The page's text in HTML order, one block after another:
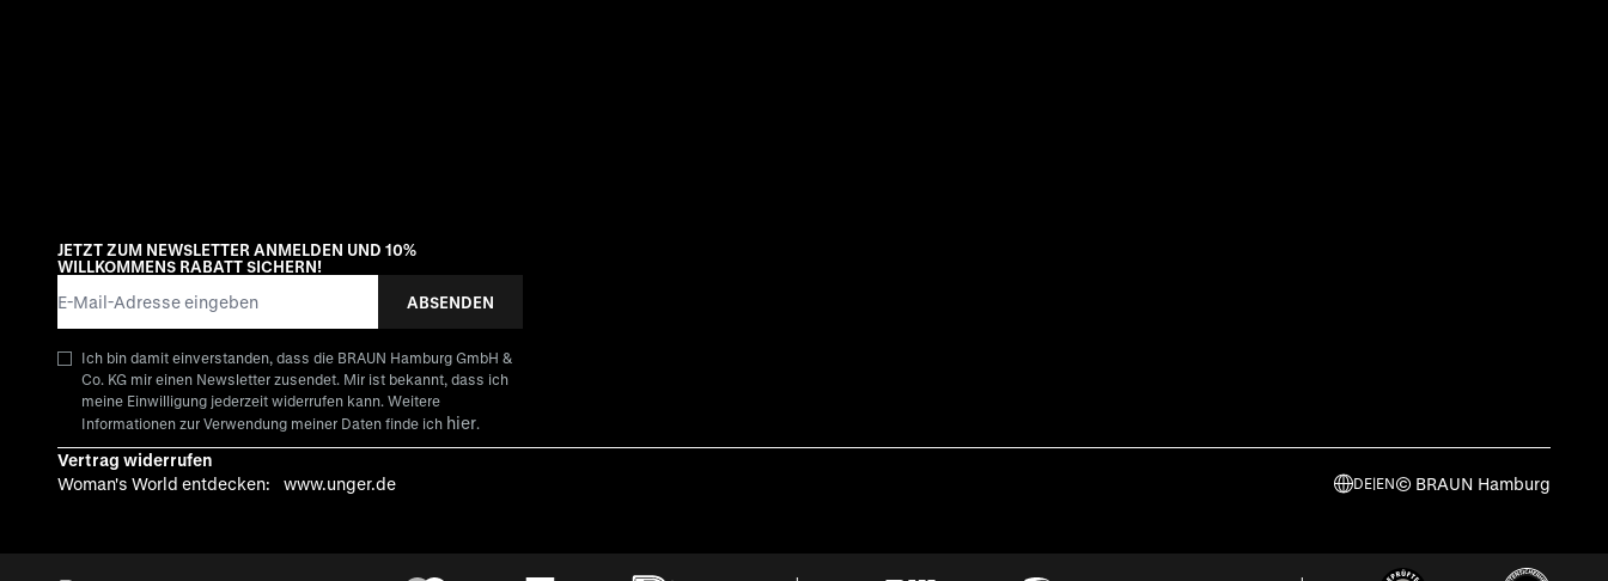
JETZT ZUM NEWSLETTER ANMELDEN UND 10%
WILLKOMMENS RABATT SICHERN!
ABSENDEN
Ich bin damit einverstanden, dass die BRAUN Hamburg GmbH &
Co. KG mir einen Newsletter zusendet. Mir ist bekannt, dass ich
meine Einwilligung jederzeit widerrufen kann. Weitere
Informationen zur Verwendung meiner Daten finde ich hier.
Vertrag widerrufen
Woman's World entdecken:
www.unger.de DE|EN© BRAUN Hamburg